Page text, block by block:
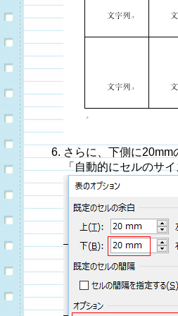
さらに、下側に20mm
「自動的にセルのサ